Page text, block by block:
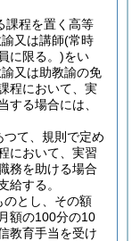
課程を置く高等
又は講師(常時
に限る。)をい
又は助教諭の免
程において、実
する場合には、
て、規則で定め
において、実習
務を助ける場合
給する。
のとし、その額
額の100分の10
教育手当を受け